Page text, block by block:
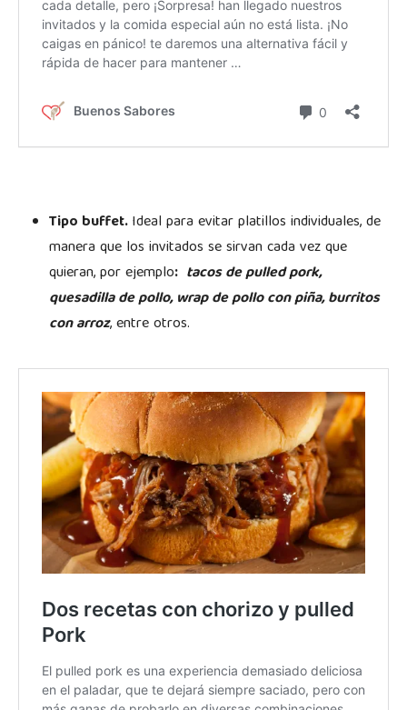
Tipo buffet.Ideal para evitar platillos individuales, de
manera que los invitados se sirvan cada vez que
quieran, por ejemplo: tacos de pulled pork,
quesadilla de pollo, wrap de pollo con piña, burritos
con arroz, entre otros.